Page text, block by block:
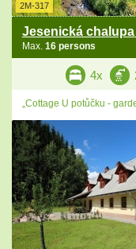
2M-317
Jesenická
Max. 16 persons
4x
„Cottage U potůčku -